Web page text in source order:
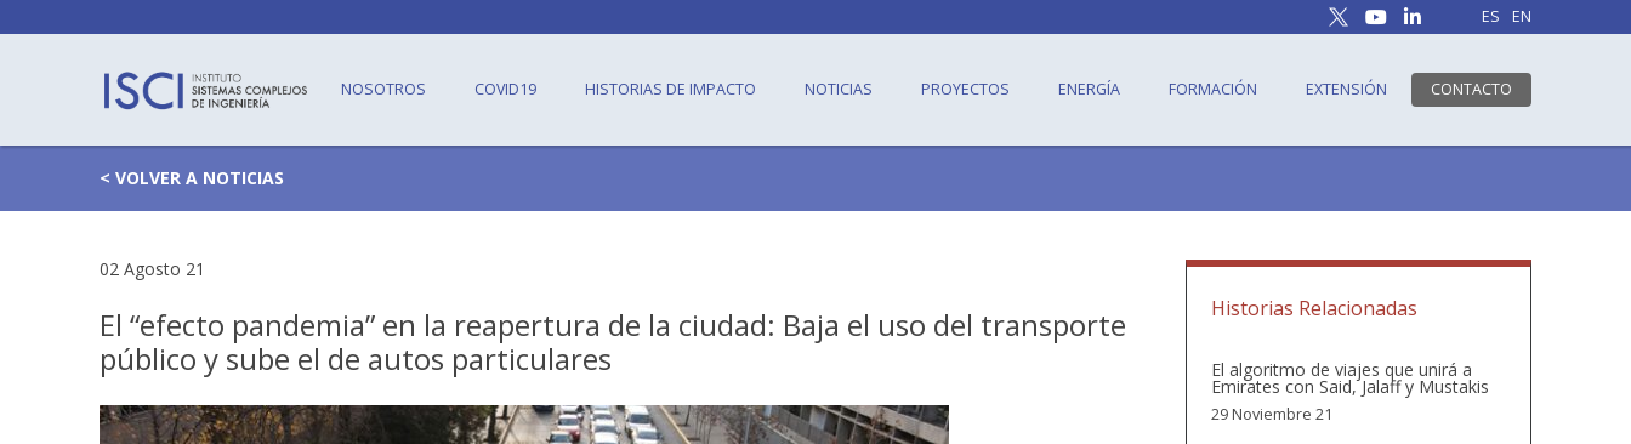
ES EN
NOSOTROS COVID19 HISTORIAS DE IMPACTO NOTICIAS PROYECTOS ENERGÍA FORMACIÓN EXTENSIÓN CONTACTO
< VOLVER A NOTICIAS
02 Agosto 21
El “efecto pandemia” en la reapertura de la ciudad: Baja el uso del transporte
público y sube el de autos particulares
Historias Relacionadas
El algoritmo de viajes que unirá a
Emirates con Said, Jalaff y Mustakis
29 Noviembre 21